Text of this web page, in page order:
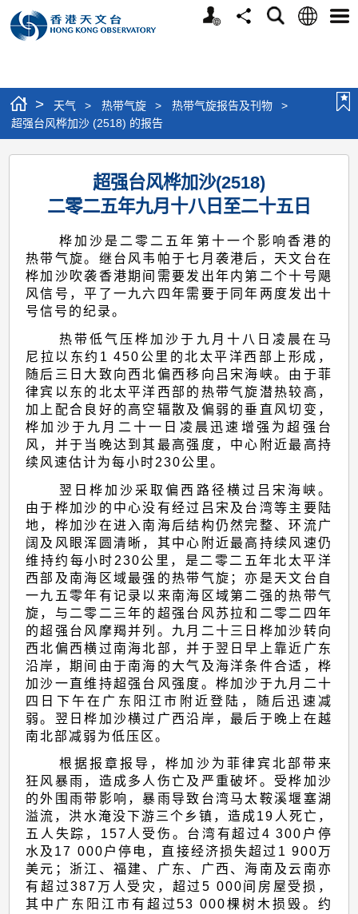
个
分
搜
语
选
> 天气 > 热带气旋 > 热带气旋报告及刊物
>
超强台风桦加沙 (2518) 的报告
超
桦
加
沙
(2518)
的
报
告
超强台风桦加沙(2518)
二零二五年九月十八日至二十五日
桦加沙是二零二五年第十一个影响香港的
热带气旋。继台风韦帕于七月袭港后，天文台在
桦加沙吹袭香港期间需要发出年内第二个十号飓
风信号，平了一九六四年需要于同年两度发出十
号信号的纪录。
热带低气压桦加沙于九月十八日凌晨在马
尼拉以东约1 450公里的北太平洋西部上形成，
随后三日大致向西北偏西移向吕宋海峡。由于菲
律宾以东的北太平洋西部的热带气旋潜热较高，
加上配合良好的高空辐散及偏弱的垂直风切变，
桦加沙于九月二十一日凌晨迅速增强为超强台
风，并于当晚达到其最高强度，中心附近最高持
续风速估计为每小时230公里。
翌日桦加沙采取偏西路径横过吕宋海峡。
由于桦加沙的中心没有经过吕宋及台湾等主要陆
地，桦加沙在进入南海后结构仍然完整、环流广
阔及风眼浑圆清晰，其中心附近最高持续风速仍
维持约每小时230公里，是二零二五年北太平洋
西部及南海区域最强的热带气旋；亦是天文台自
一九五零年有记录以来南海区域第二强的热带气
旋，与二零二三年的超强台风苏拉和二零二四年
的超强台风摩羯并列。九月二十三日桦加沙转向
西北偏西横过南海北部，并于翌日早上靠近广东
沿岸，期间由于南海的大气及海洋条件合适，桦
加沙一直维持超强台风强度。桦加沙于九月二十
四日下午在广东阳江市附近登陆，随后迅速减
弱。翌日桦加沙横过广西沿岸，最后于晚上在越
南北部减弱为低压区。
根据报章报导，桦加沙为菲律宾北部带来
狂风暴雨，造成多人伤亡及严重破坏。受桦加沙
的外围雨带影响，暴雨导致台湾马太鞍溪堰塞湖
溢流，洪水淹没下游三个乡镇，造成19人死亡，
五人失踪，157人受伤。台湾有超过4 300户停
水及17 000户停电，直接经济损失超过1 900万
美元；浙江、福建、广东、广西、海南及云南亦
有超过387万人受灾，超过5 000间房屋受损，
其中广东阳江市有超过53 000棵树木损毁。约